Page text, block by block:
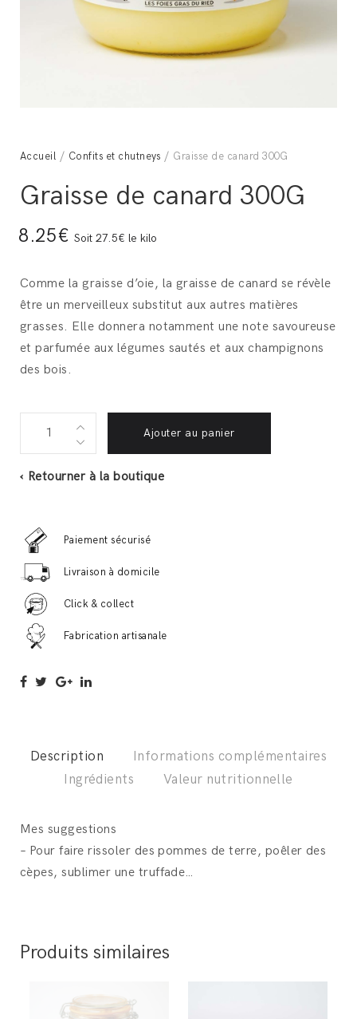
Accueil / Confits et chutneys / Graisse de canard 300G
Graisse de canard 300G
8.25€ Soit 27.5€ le kilo
Comme la graisse d’oie, la graisse de canard se révèle
être un merveilleux substitut aux autres matières
grasses. Elle donnera notamment une note savoureuse
et parfumée aux légumes sautés et aux champignons
des bois.
Ajouter au panier
‹ Retourner à la boutique
Paiement sécurisé
Livraison à domicile
Click & collect
Fabrication artisanale
Description
Informations complémentaires
Ingrédients
Valeur nutritionnelle
Mes suggestions
– Pour faire rissoler des pommes de terre, poêler des
cèpes, sublimer une truffade…
Produits similaires